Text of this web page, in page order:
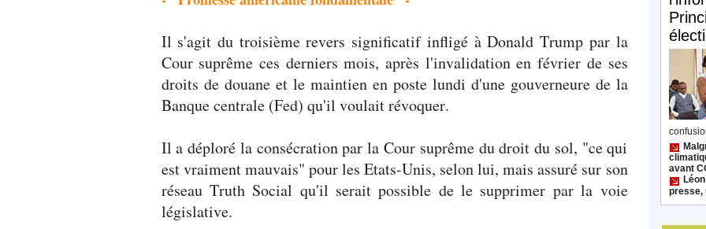
Il s'agit du troisième revers significatif infligé à Donald Trump par la
Cour suprême ces derniers mois, après l'invalidation en février de ses
droits de douane et le maintien en poste lundi d'une gouverneure de la
Banque centrale (Fed) qu'il voulait révoquer.
Il a déploré la consécration par la Cour suprême du droit du sol, "ce qui
est vraiment mauvais" pour les Etats-Unis, selon lui, mais assuré sur son
réseau Truth Social qu'il serait possible de le supprimer par la voie
législative.
avant
presse,